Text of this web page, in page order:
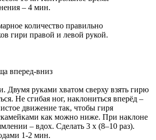
– 4 мин.
количество правильно
гири правой и левой рукой.
вперед-вниз
Двумя руками хватом сверху взять гирю
Не сгибая ног, наклониться вперёд –
движение так, чтобы гиря
как можно ниже. При наклоне
– вдох. Сделать 3 х (8–10 раз).
1-2 мин.